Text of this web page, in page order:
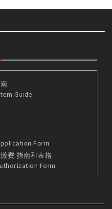
Guide
Form
费 指南和表格
Form